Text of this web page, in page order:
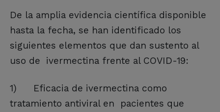
De la amplia evidencia científica disponible
hasta la fecha, se han identificado los
siguientes elementos que dan sustento al
uso de ivermectina frente al COVID-19:
1)
Eficacia de ivermectina como
tratamiento antiviral en pacientes que